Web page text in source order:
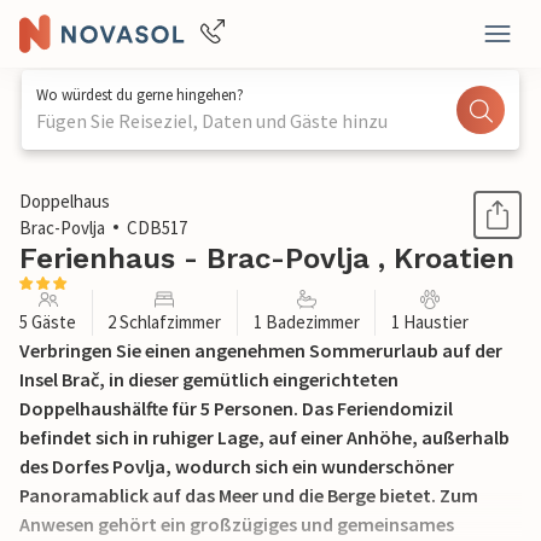
Wo würdest du gerne hingehen?
Fügen Sie Reiseziel, Daten und Gäste hinzu
1 / 25
Doppelhaus
Brac-Povlja
CDB517
Ferienhaus - Brac-Povlja , Kroatien
5 Gäste 2 Schlafzimmer 1 Badezimmer 1 Haustier
Verbringen Sie einen angenehmen Sommerurlaub auf der
Insel Brač, in dieser gemütlich eingerichteten
Doppelhaushälfte für 5 Personen. Das Feriendomizil
befindet sich in ruhiger Lage, auf einer Anhöhe, außerhalb
des Dorfes Povlja, wodurch sich ein wunderschöner
Panoramablick auf das Meer und die Berge bietet. Zum
Anwesen gehört ein großzügiges und gemeinsames